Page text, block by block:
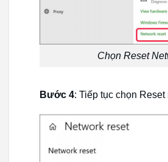
Chọn Reset
Bước 4: Tiếp tục chọn Reset